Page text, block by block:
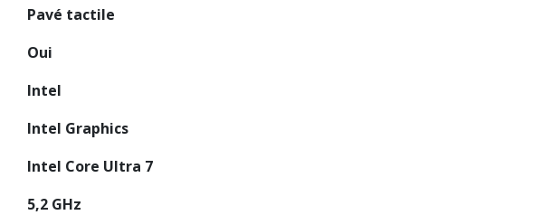
Pavé tactile
Oui
Intel
Intel Graphics
Intel Core Ultra 7
5,2 GHz